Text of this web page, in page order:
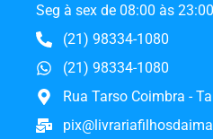
Seg à sex de 08:00 às
(21) 98334-1080
(21) 98334-1080
Rua Tarso Coimbra -